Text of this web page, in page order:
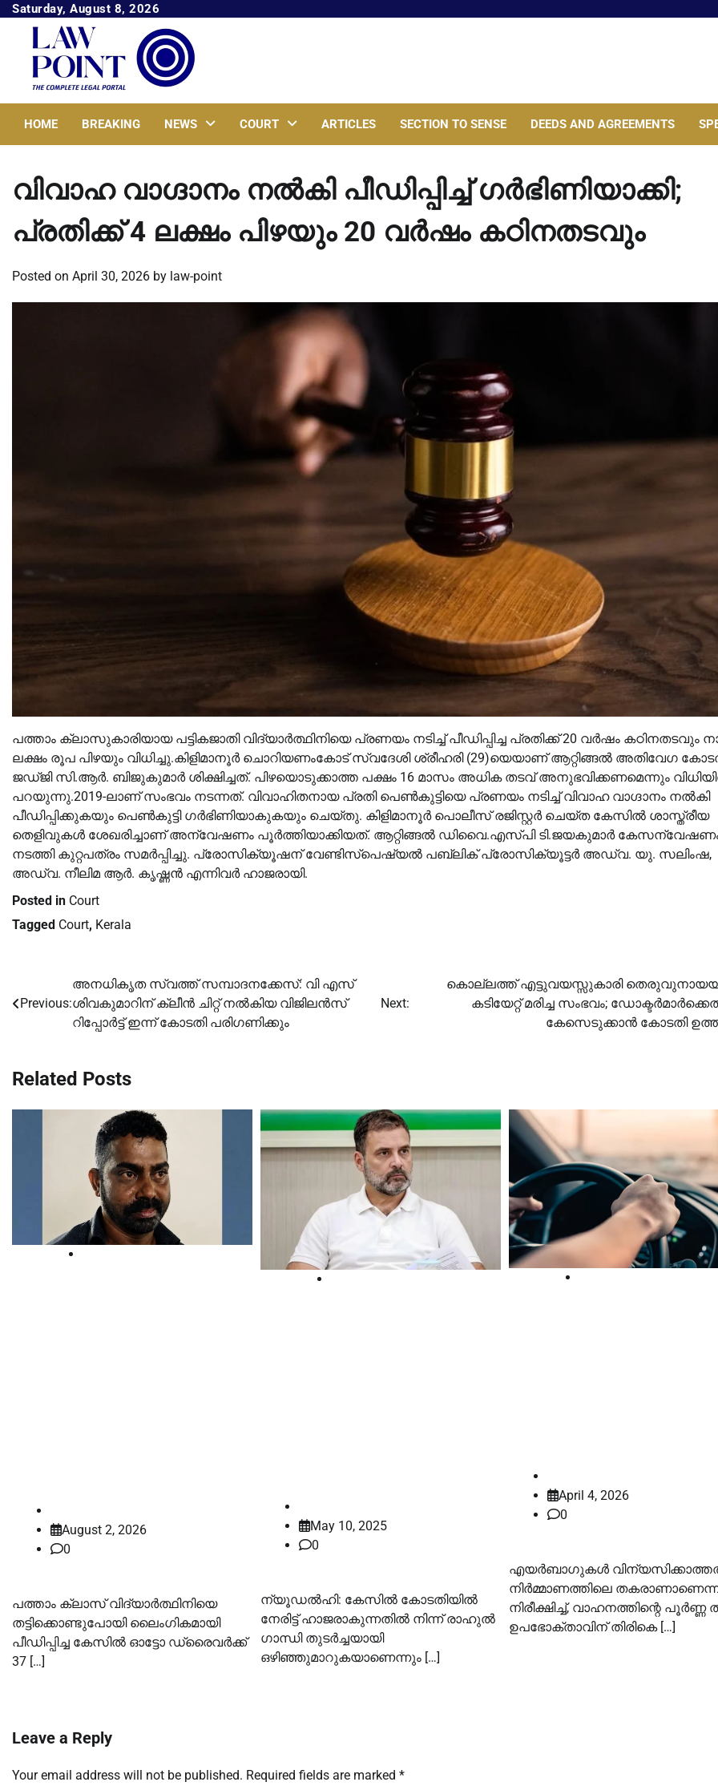
Skip
content
Saturday, August 8, 2026
HOME BREAKING NEWS COURT ARTICLES SECTION TO SENSE DEEDS AND AGREEMENTS
വിവാഹ വാഗ്ദാനം നല്‍കി പീഡിപ്പിച്ച്‌ ഗര്‍ഭിണിയാക്കി;
പ്രതിക്ക് 4 ലക്ഷം പിഴയും 20 വര്‍ഷം കഠിനതടവും
Posted on April 30, 2026 by law-point
പത്താം ക്ലാസുകാരിയായ പട്ടികജാതി വിദ്യാർത്ഥിനിയെ പ്രണയം നടിച്ച്‌ പീഡിപ്പിച്ച പ്രതിക്ക് 20 വർഷം കഠിനതടവും
ലക്ഷം രൂപ പിഴയും വിധിച്ചു.കിളിമാനൂർ ചൊറിയണംകോട് സ്വദേശി ശ്രീഹരി (29)യെയാണ് ആറ്റിങ്ങല്‍ അതിവേഗ
ജഡ്ജി സി.ആർ. ബിജുകുമാർ ശിക്ഷിച്ചത്. പിഴയൊടുക്കാത്ത പക്ഷം 16 മാസം അധിക തടവ് അനുഭവിക്കണമെന്നും
പറയുന്നു.2019-ലാണ് സംഭവം നടന്നത്. വിവാഹിതനായ പ്രതി പെണ്‍കുട്ടിയെ പ്രണയം നടിച്ച്‌ വിവാഹ വാഗ്ദാനം നല്‍കി
പീഡിപ്പിക്കുകയും പെണ്‍കുട്ടി ഗർഭിണിയാകുകയും ചെയ്തു. കിളിമാനൂർ പൊലീസ് രജിസ്റ്റർ ചെയ്ത കേസില്‍ ശാസ്ത്രീയ
തെളിവുകള്‍ ശേഖരിച്ചാണ് അന്വേഷണം പൂർത്തിയാക്കിയത്. ആറ്റിങ്ങല്‍ ഡിവൈ.എസ്പി ടി.ജയകുമാർ
നടത്തി കുറ്റപത്രം സമർപ്പിച്ചു. പ്രോസിക്യൂഷന് വേണ്ടിസ്പെഷ്യല്‍ പബ്ലിക് പ്രോസിക്യൂട്ടർ അഡ്വ. യു. സലിംഷ,
അഡ്വ. നീലിമ ആർ. കൃഷ്ണൻ എന്നിവർ ഹാജരായി.
Posted in Court
Tagged Court, Kerala
navigation
Previous:
അനധികൃത സ്വത്ത് സമ്പാദനക്കേസ്: വി എസ്
ശിവകുമാറിന് ക്ലീൻ ചിറ്റ് നല്‍കിയ വിജിലൻസ്
റിപ്പോര്‍ട്ട് ഇന്ന് കോടതി പരിഗണിക്കും
Next:
കൊല്ലത്ത് എട്ടുവയസ്സുകാരി
കടിയേറ്റ് മരിച്ച സംഭവം;
കേസെടുക്കാൻ കോടതി
Related Posts
August 2, 2026
0
പത്താം ക്ലാസ് വിദ്യാർത്ഥിനിയെ
തട്ടിക്കൊണ്ടുപോയി ലൈംഗികമായി
പീഡിപ്പിച്ച കേസില്‍ ഓട്ടോ ഡ്രൈവർക്ക്
37 […]
May 10, 2025
0
ന്യൂഡൽഹി: കേസിൽ കോടതിയിൽ
നേരിട്ട് ഹാജരാകുന്നതിൽ നിന്ന് രാഹുൽ
ഗാന്ധി തുടർച്ചയായി
ഒഴിഞ്ഞുമാറുകയാണെന്നും […]
April 4, 2026
0
എയർബാഗുകള്‍
നിർമ്മാണത്തിലെ
നിരീക്ഷിച്ച്‌, വാഹനത്തിന്റെ
ഉപഭോക്താവിന് തിരികെ […]
Leave a Reply
Your email address will not be published. Required fields are marked *